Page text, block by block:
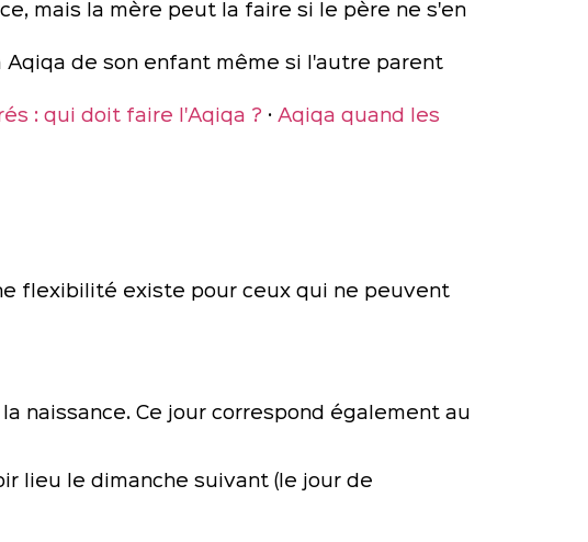
mais la mère peut la faire si le père ne s'en
de son enfant même si l'autre parent
: qui doit faire l'Aqiqa ? · Aqiqa quand les
flexibilité existe pour ceux qui ne peuvent
naissance. Ce jour correspond également au
lieu le dimanche suivant (le jour de